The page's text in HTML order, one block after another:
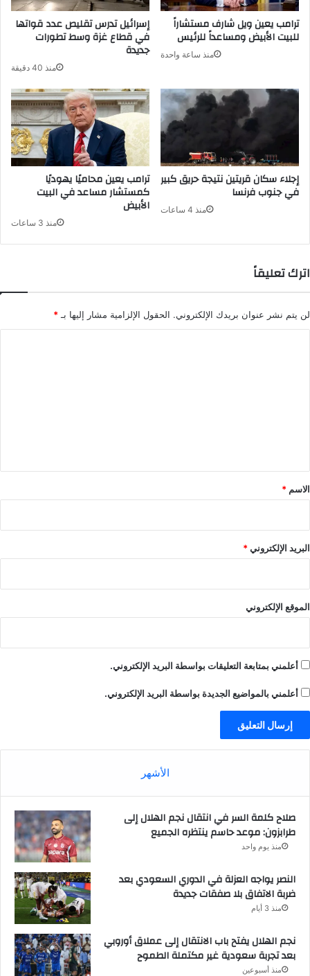
إسرائيل تدرس تقليص عدد قواتها
في قطاع غزة وسط تطورات
جديدة
منذ 40 دقيقة
ترامب يعين ويل شارف مستشاراً
للبيت الأبيض ومساعداً للرئيس
منذ ساعة واحدة
ترامب يعين محاميًا يهوديًا
كمستشار مساعد في البيت
الأبيض
منذ 3 ساعات
إجلاء سكان قريتين نتيجة حريق كبير
في جنوب فرنسا
منذ 4 ساعات
اترك تعليقاً
لن يتم نشر عنوان بريدك الإلكتروني. الحقول الإلزامية مشار إليها بـ*
*
الاسم *
البريد الإلكتروني*
الموقع الإلكتروني
أعلمني بمتابعة التعليقات بواسطة البريد الإلكتروني.
أعلمني بالمواضيع الجديدة بواسطة البريد الإلكتروني.
الأشهر
صلاح كلمة السر في انتقال نجم الهلال إلى
طرابزون: موعد حاسم ينتظره الجميع
منذ يوم واحد
النصر يواجه العزلة في الدوري السعودي بعد
ضربة الاتفاق بلا صفقات جديدة
منذ 3 أيام
نجم الهلال يفتح باب الانتقال إلى عملاق أوروبي
بعد تجربة سعودية غير مكتملة الطموح
منذ أسبوعين